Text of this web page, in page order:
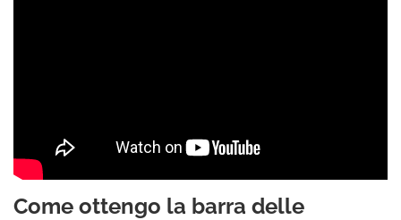
Come ottengo la barra delle